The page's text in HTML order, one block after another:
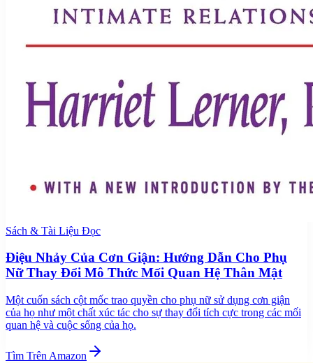
Sách & Tài Liệu Đọc
Điệu Nhảy Của Cơn Giận: Hướng Dẫn Cho Phụ
Nữ Thay Đổi Mô Thức Mối Quan Hệ Thân Mật
Một cuốn sách cột mốc trao quyền cho phụ nữ sử dụng cơn giận
của họ như một chất xúc tác cho sự thay đổi tích cực trong các mối
quan hệ và cuộc sống của họ.
Tìm Trên Amazon